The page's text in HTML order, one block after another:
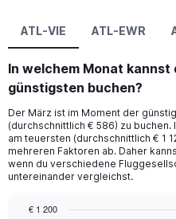
ATL-VIE ATL-EWR
In welchem Monat kannst
günstigsten buchen?
Der März ist im Moment der
(durchschnittlich € 586) zu buchen.
am teuersten (durchschnittlich € 1
mehreren Faktoren ab. Daher
wenn du verschiedene
untereinander vergleichst.
€ 1 200